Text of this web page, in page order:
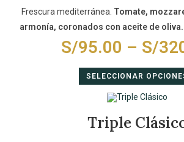
Frescura mediterránea. Tomate,
armonía, coronados con aceite de oliva.
S/95.00 – S/
SELECCIONAR
Triple